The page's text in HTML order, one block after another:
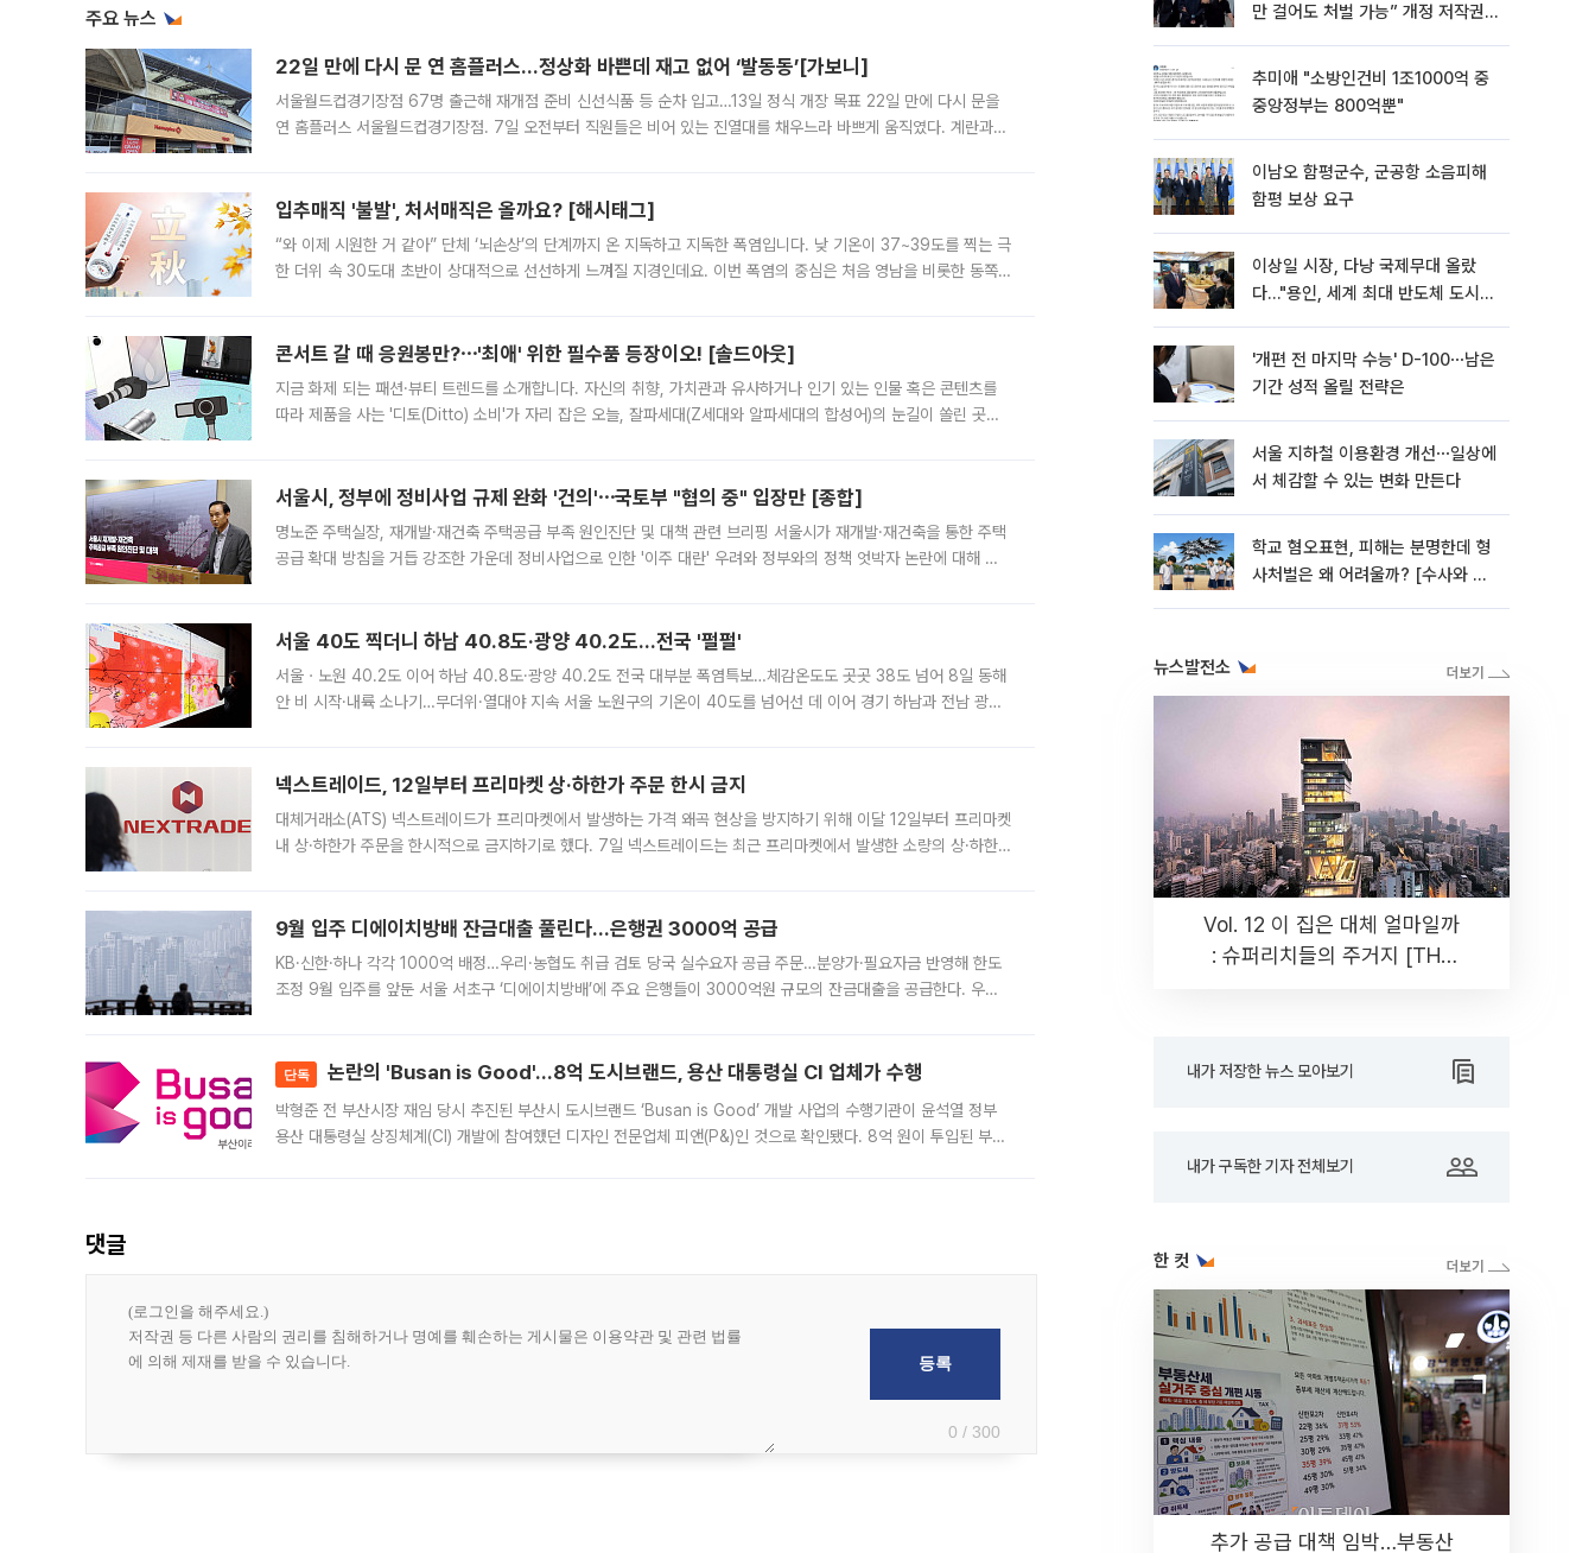
주요 뉴스
22일 만에 다시 문 연 홈플러스…정상화 바쁜데 재고 없어 ‘발동동’[가보니]
서울월드컵경기장점 67명 출근해 재개점 준비 신선식품 등 순차 입고…13일 정식 개장 목표 22일 만에 다시 문을
연 홈플러스 서울월드컵경기장점. 7일 오전부터 직원들은 비어 있는 진열대를 채우느라 바쁘게 움직였다. 계란과
입추매직 '불발', 처서매직은 올까요? [해시태그]
“와 이제 시원한 거 같아” 단체 ‘뇌손상’의 단계까지 온 지독하고 지독한 폭염입니다. 낮 기온이 37~39도를 찍는 극
한 더위 속 30도대 초반이 상대적으로 선선하게 느껴질 지경인데요. 이번 폭염의 중심은 처음 영남을 비롯한 동쪽
콘서트 갈 때 응원봉만?⋯'최애' 위한 필수품 등장이오! [솔드아웃]
지금 화제 되는 패션·뷰티 트렌드를 소개합니다. 자신의 취향, 가치관과 유사하거나 인기 있는 인물 혹은 콘텐츠를
따라 제품을 사는 '디토(Ditto) 소비'가 자리 잡은 오늘, 잘파세대(Z세대와 알파세대의 합성어)의 눈길이 쏠린 곳은
서울시, 정부에 정비사업 규제 완화 '건의'⋯국토부 "협의 중" 입장만 [종합]
명노준 주택실장, 재개발·재건축 주택공급 부족 원인진단 및 대책 관련 브리핑 서울시가 재개발·재건축을 통한 주택
공급 확대 방침을 거듭 강조한 가운데 정비사업으로 인한 '이주 대란' 우려와 정부와의 정책 엇박자 논란에 대해 정
서울 40도 찍더니 하남 40.8도·광양 40.2도…전국 '펄펄'
서울ㆍ노원 40.2도 이어 하남 40.8도·광양 40.2도 전국 대부분 폭염특보…체감온도도 곳곳 38도 넘어 8일 동해
안 비 시작·내륙 소나기…무더위·열대야 지속 서울 노원구의 기온이 40도를 넘어선 데 이어 경기 하남과 전남 광양
넥스트레이드, 12일부터 프리마켓 상·하한가 주문 한시 금지
대체거래소(ATS) 넥스트레이드가 프리마켓에서 발생하는 가격 왜곡 현상을 방지하기 위해 이달 12일부터 프리마켓
내 상·하한가 주문을 한시적으로 금지하기로 했다. 7일 넥스트레이드는 최근 프리마켓에서 발생한 소량의 상·하한
9월 입주 디에이치방배 잔금대출 풀린다…은행권 3000억 공급
KB·신한·하나 각각 1000억 배정…우리·농협도 취급 검토 당국 실수요자 공급 주문…분양가·필요자금 반영해 한도
조정 9월 입주를 앞둔 서울 서초구 ‘디에이치방배’에 주요 은행들이 3000억원 규모의 잔금대출을 공급한다. 우리
단독 논란의 'Busan is Good'…8억 도시브랜드, 용산 대통령실 CI 업체가 수행
박형준 전 부산시장 재임 당시 추진된 부산시 도시브랜드 ‘Busan is Good’ 개발 사업의 수행기관이 윤석열 정부
용산 대통령실 상징체계(CI) 개발에 참여했던 디자인 전문업체 피앤(P&)인 것으로 확인됐다. 8억 원이 투입된 부산
댓글
0 / 300
만 걸어도 처벌 가능” 개정 저작권
추미애 "소방인건비 1조1000억 중
중앙정부는 800억뿐"
이남오 함평군수, 군공항 소음피해
함평 보상 요구
이상일 시장, 다낭 국제무대 올랐
다…"용인, 세계 최대 반도체 도시
'개편 전 마지막 수능' D-100⋯남은
기간 성적 올릴 전략은
서울 지하철 이용환경 개선⋯일상에
서 체감할 수 있는 변화 만든다
학교 혐오표현, 피해는 분명한데 형
사처벌은 왜 어려울까? [수사와 재
뉴스발전소
Vol. 12 이 집은 대체 얼마일까
: 슈퍼리치들의 주거지 [THE
내가 저장한 뉴스 모아보기
내가 구독한 기자 전체보기
한 컷
추가 공급 대책 임박…부동산